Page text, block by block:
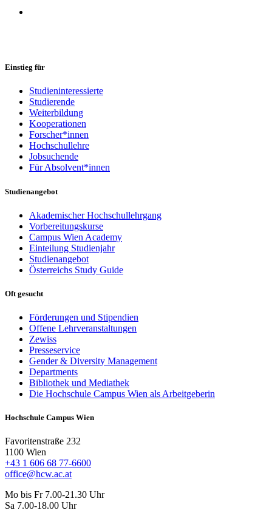
Einstieg für
Studieninteressierte
Studierende
Weiterbildung
Kooperationen
Forscher*innen
Hochschullehre
Jobsuchende
Für Absolvent*innen
Studienangebot
Akademischer Hochschullehrgang
Vorbereitungskurse
Campus Wien Academy
Einteilung Studienjahr
Studienangebot
Österreichs Study Guide
Oft gesucht
Förderungen und Stipendien
Offene Lehrveranstaltungen
Zewiss
Presseservice
Gender & Diversity Management
Departments
Bibliothek und Mediathek
Die Hochschule Campus Wien als Arbeitgeberin
Hochschule Campus Wien
Favoritenstraße 232
1100 Wien
+43 1 606 68 77-6600
office@hcw.ac.at
Mo bis Fr 7.00-21.30 Uhr
Sa 7.00-18.00 Uhr